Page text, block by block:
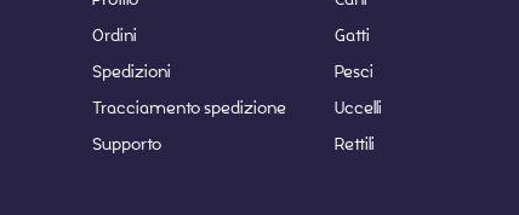
Ordini
Spedizioni
Tracciamento spedizione
Supporto
Gatti
Pesci
Uccelli
Rettili